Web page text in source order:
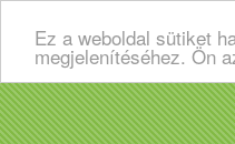
Ez a weboldal sütiket
megjelenítéséhez. Ön